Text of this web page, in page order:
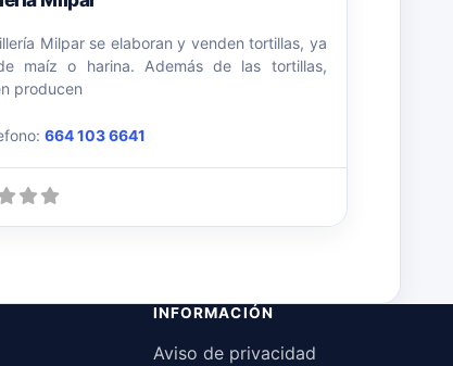
Milpar se elaboran y venden tortillas, ya
maíz o harina. Además de las tortillas,
producen
664 103 6641
INFORMACIÓN
Aviso de privacidad